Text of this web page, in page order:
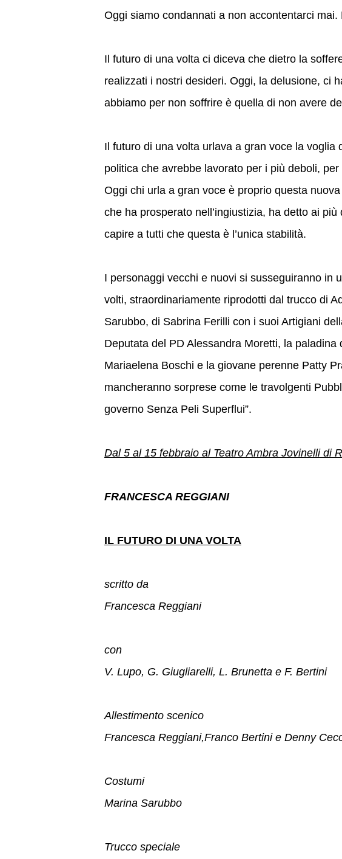
Oggi siamo condannati a non accontentarci
Il futuro di una volta ci diceva che dietro la
realizzati i nostri desideri. Oggi, la delusione, ci
abbiamo per non soffrire è quella di non avere
Il futuro di una volta urlava a gran voce la
politica che avrebbe lavorato per i più deboli,
Oggi chi urla a gran voce è proprio questa
che ha prosperato nell’ingiustizia, ha detto ai
capire a tutti che questa è l’unica stabilità.
I personaggi vecchi e nuovi si susseguiranno in
volti, straordinariamente riprodotti dal trucco di
Sarubbo, di Sabrina Ferilli con i suoi Artigiani
Deputata del PD Alessandra Moretti, la
Mariaelena Boschi e la giovane perenne Patty
mancheranno sorprese come le travolgenti
governo Senza Peli Superflui”.
Dal 5 al 15 febbraio al Teatro Ambra Jovinelli di
FRANCESCA REGGIANI
IL FUTURO DI UNA VOLTA
scritto da
Francesca Reggiani
con
V. Lupo, G. Giugliarelli, L. Brunetta e F. Bertini
Allestimento scenico
Francesca Reggiani,Franco Bertini e Denny
Costumi
Marina Sarubbo
Trucco speciale